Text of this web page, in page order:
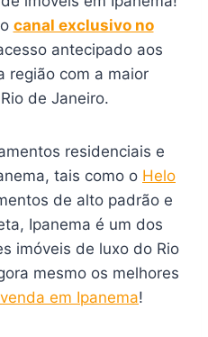
canal exclusivo no
antecipado aos
região com a maior
de Janeiro.
residenciais e
tais como o Helo
de alto padrão e
Ipanema é um dos
imóveis de luxo do Rio
mesmo os melhores
em Ipanema!